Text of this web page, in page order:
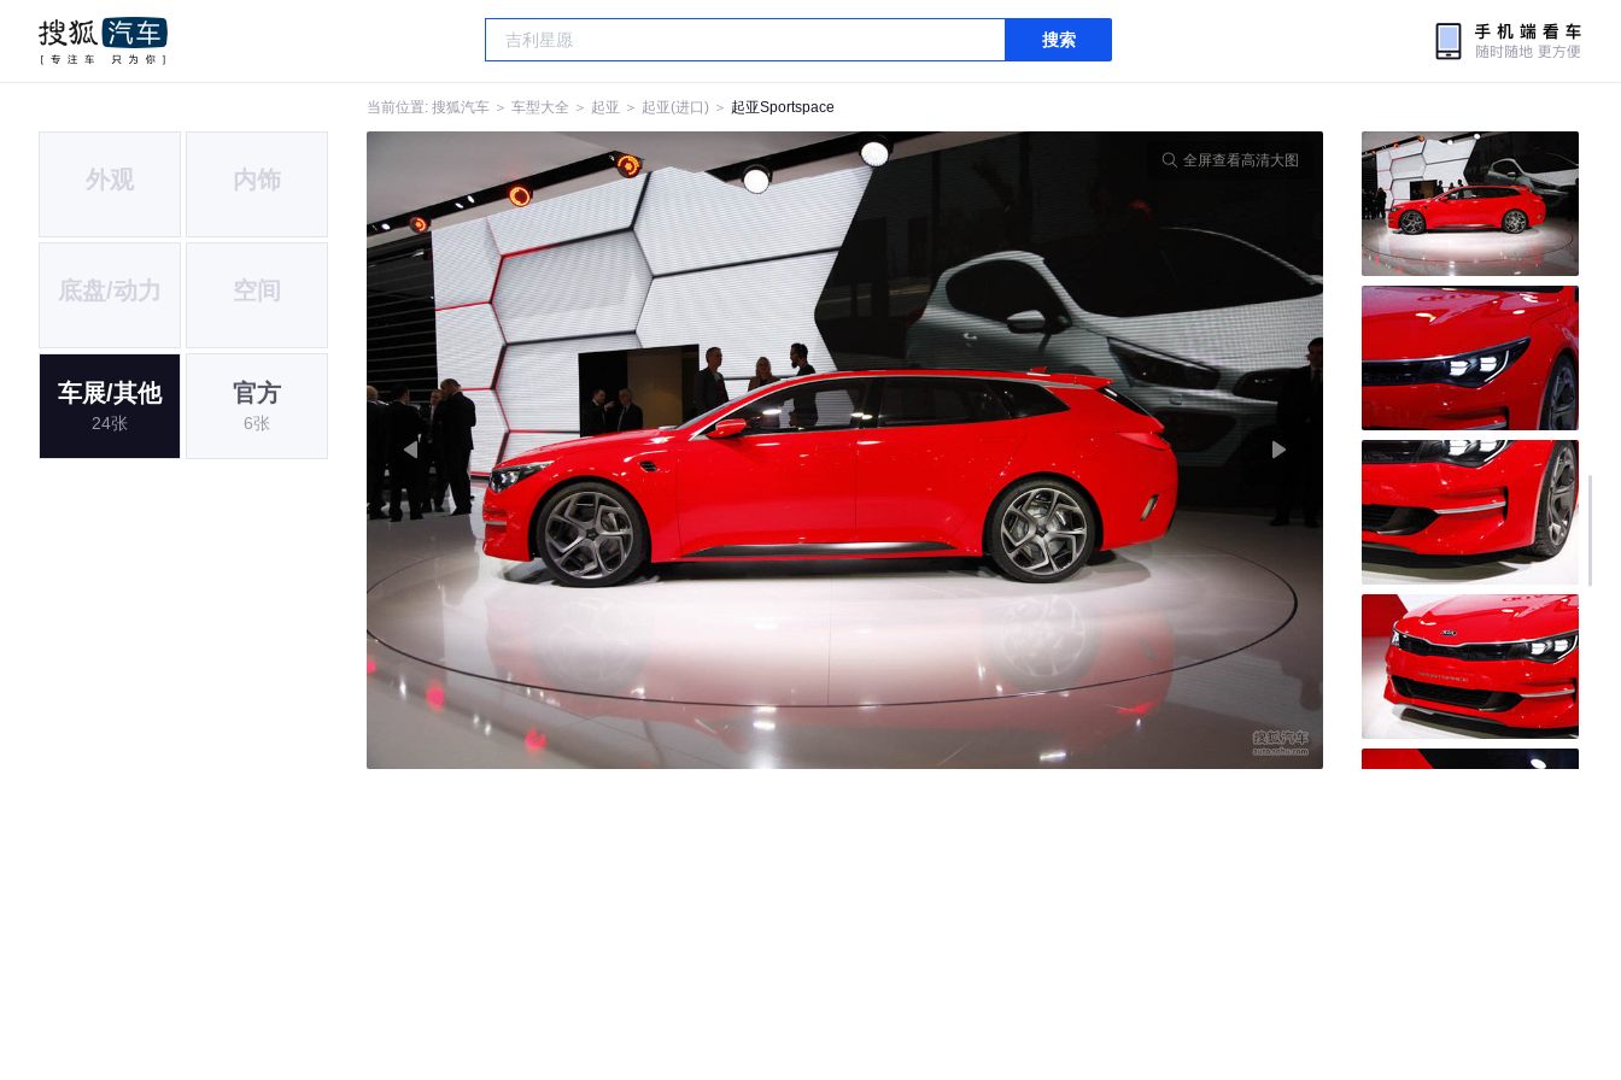
搜索
当前位置: 搜狐汽车 ＞ 车型大全 ＞ 起亚 ＞ 起亚(进口) ＞ 起亚Sportspace
外观 内饰
底盘/动力 空间
车展/其他
24张
官方
6张
全屏查看高清大图